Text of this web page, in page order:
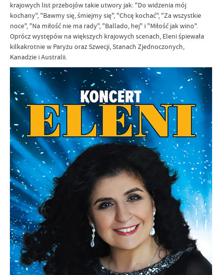
krajowych list przebojów takie utwory jak: "Do widzenia mój
kochany", "Bawmy się, śmiejmy się", "Chcę kochać", "Za wszystkie
noce", "Na miłość nie ma rady", "Ballado, hej" i "Miłość jak wino".
Oprócz występów na większych krajowych scenach, Eleni śpiewała
kilkakrotnie w Paryżu oraz Szwecji, Stanach Zjednoczonych,
Kanadzie i Australii.